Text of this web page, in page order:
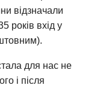
відзначали
років вхід у
для нас не
і після